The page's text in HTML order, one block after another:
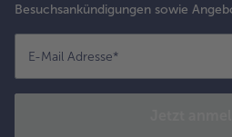
Besuchsankündigungen sowie
E-Mail Adresse*